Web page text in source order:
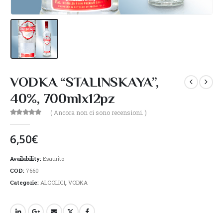
VODKA “STALINSKAYA”,
40%, 700mlx12pz
( Ancora non ci sono recensioni. )
6,50€
Availability: Esaurito
COD: 7660
Categorie: ALCOLICI VODKA